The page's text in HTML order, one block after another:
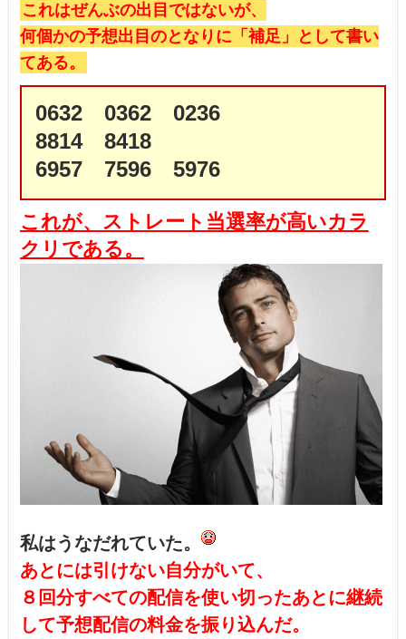
これはぜんぶの出目ではないが、
何個かの予想出目のとなりに「補足」として書い
てある。
0632 0362 0236
8814 8418
6957 7596 5976
これが、ストレート当選率が高いカラ
クリである。
私はうなだれていた。
あとには引けない自分がいて、
８回分すべての配信を使い切ったあとに継続
して予想配信の料金を振り込んだ。